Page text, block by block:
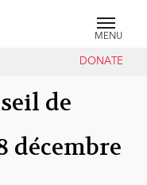
MENU
DONATE
de
décembre